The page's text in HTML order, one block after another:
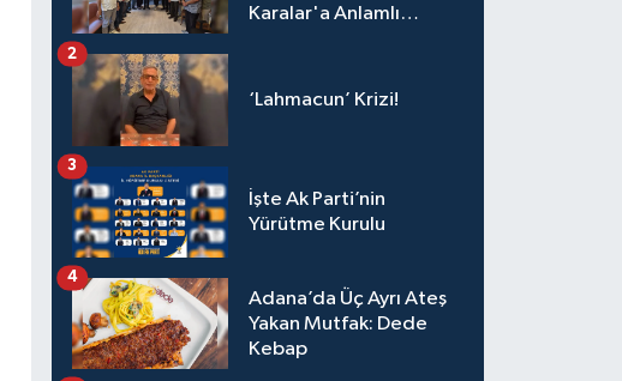
Karalar'a Anlamlı
‘Lahmacun’ Krizi!
2
İşte Ak Parti’nin
Yürütme Kurulu
3
Adana’da Üç Ayrı Ateş
Yakan Mutfak: Dede
Kebap
4